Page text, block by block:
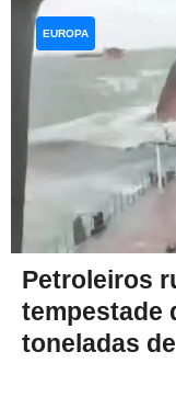
Petroleiros
tempestade
toneladas
EUROPA